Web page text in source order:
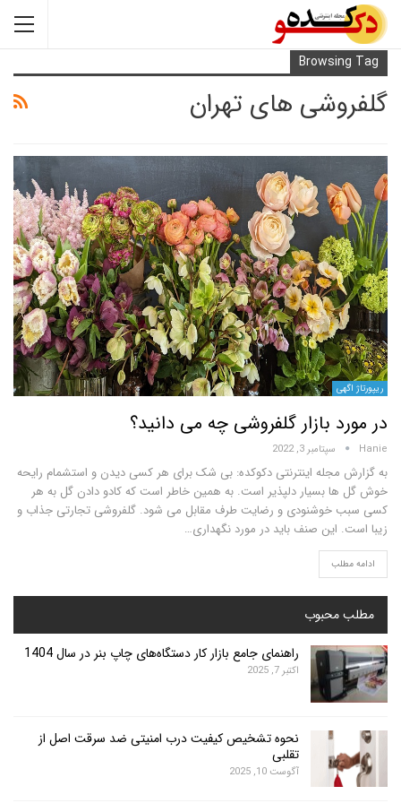
های تهران
بازار گلفروشی چه می دانید؟
سپتامبر 3, 2022
اینترنتی دکوکده: بی شک برای هر کسی دیدن و استشمام رایحه
بسیار دلپذیر است. به همین خاطر است که کادو دادن گل به هر
و رضایت طرف مقابل می شود. گلفروشی تجارتی جذاب و
صنف باید در مورد نگهداری…
راهنمای جامع بازار کار دستگاه‌های چاپ بنر در سال 1404
اکتبر 7, 2025
نحوه تشخیص کیفیت درب امنیتی ضد سرقت اصل از
تقلبی
آگوست 10, 2025